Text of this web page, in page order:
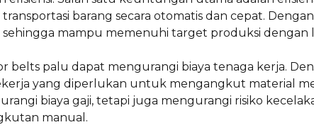
barang secara otomatis dan cepat.
mampu memenuhi target produksi dengan
belts palu dapat mengurangi biaya tenaga kerja.
yang diperlukan untuk mengangkut material
biaya gaji, tetapi juga mengurangi risiko
manual.